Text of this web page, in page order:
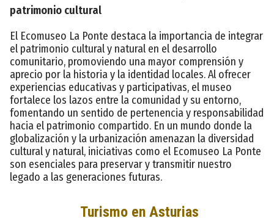
patrimonio cultural
El Ecomuseo La Ponte destaca la importancia de integrar
el patrimonio cultural y natural en el desarrollo
comunitario, promoviendo una mayor comprensión y
aprecio por la historia y la identidad locales. Al ofrecer
experiencias educativas y participativas, el museo
fortalece los lazos entre la comunidad y su entorno,
fomentando un sentido de pertenencia y responsabilidad
hacia el patrimonio compartido. En un mundo donde la
globalización y la urbanización amenazan la diversidad
cultural y natural, iniciativas como el Ecomuseo La Ponte
son esenciales para preservar y transmitir nuestro
legado a las generaciones futuras.